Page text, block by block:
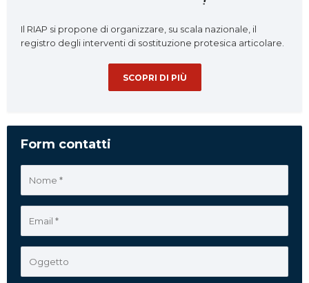
Il RIAP si propone di organizzare, su scala nazionale, il
registro degli interventi di sostituzione protesica articolare.
SCOPRI DI PIÙ
Form contatti